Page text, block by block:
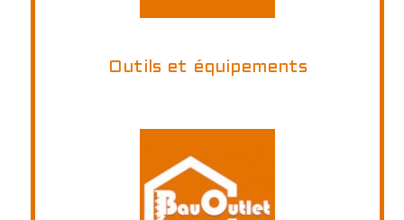
Outils et équipements